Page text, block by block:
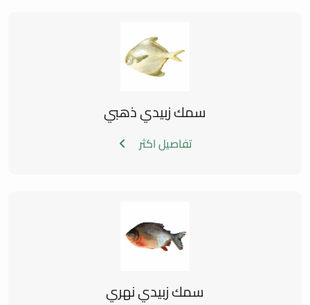
سمك زبيدي ذهبي
تفاصيل اكثر
سمك زبيدي نهري